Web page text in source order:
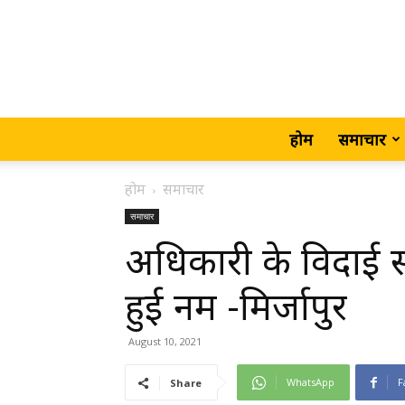
होम समाचार
होम समाचार
समाचार
अधिकारी के
हुई नम -मिर्जापुर
August 10, 2021
Share WhatsApp